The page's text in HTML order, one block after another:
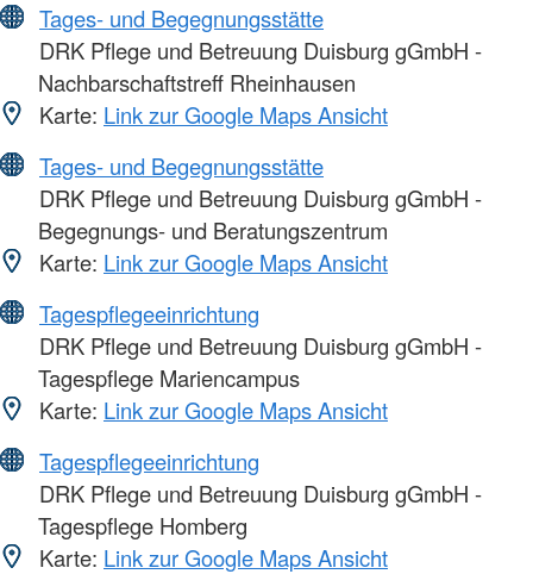
Tages- und Begegnungsstätte
DRK Pflege und Betreuung Duisburg gGmbH -
Nachbarschaftstreff Rheinhausen
Karte: Link zur Google Maps Ansicht
Tages- und Begegnungsstätte
DRK Pflege und Betreuung Duisburg gGmbH -
Begegnungs- und Beratungszentrum
Karte: Link zur Google Maps Ansicht
Tagespflegeeinrichtung
DRK Pflege und Betreuung Duisburg gGmbH -
Tagespflege Mariencampus
Karte: Link zur Google Maps Ansicht
Tagespflegeeinrichtung
DRK Pflege und Betreuung Duisburg gGmbH -
Tagespflege Homberg
Karte: Link zur Google Maps Ansicht